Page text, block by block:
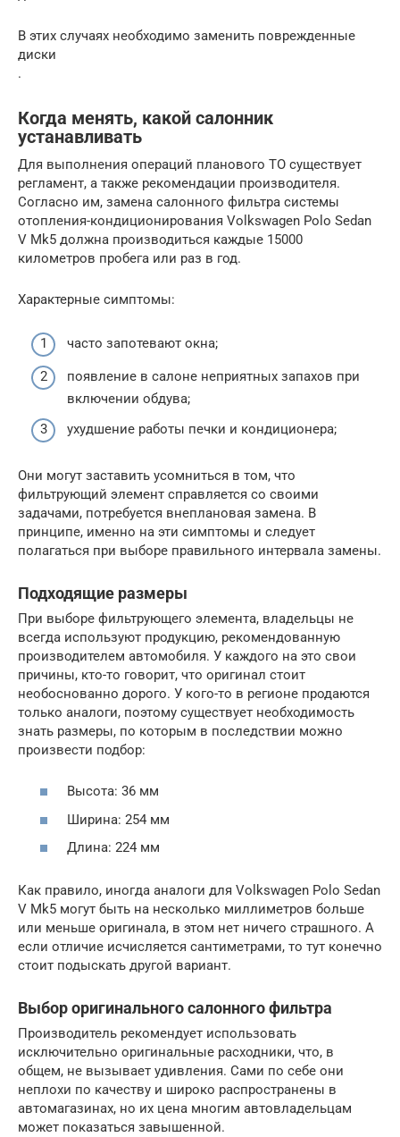
В этих случаях необходимо заменить поврежденные
диски
.
Когда менять, какой салонник
устанавливать
Для выполнения операций планового ТО существует
регламент, а также рекомендации производителя.
Согласно им, замена салонного фильтра системы
отопления-кондиционирования Volkswagen Polo Sedan
V Mk5 должна производиться каждые 15000
километров пробега или раз в год.
Характерные симптомы:
часто запотевают окна;
появление в салоне неприятных запахов при
включении обдува;
ухудшение работы печки и кондиционера;
Они могут заставить усомниться в том, что
фильтрующий элемент справляется со своими
задачами, потребуется внеплановая замена. В
принципе, именно на эти симптомы и следует
полагаться при выборе правильного интервала замены.
Подходящие размеры
При выборе фильтрующего элемента, владельцы не
всегда используют продукцию, рекомендованную
производителем автомобиля. У каждого на это свои
причины, кто-то говорит, что оригинал стоит
необоснованно дорого. У кого-то в регионе продаются
только аналоги, поэтому существует необходимость
знать размеры, по которым в последствии можно
произвести подбор:
Высота: 36 мм
Ширина: 254 мм
Длина: 224 мм
Как правило, иногда аналоги для Volkswagen Polo Sedan
V Mk5 могут быть на несколько миллиметров больше
или меньше оригинала, в этом нет ничего страшного. А
если отличие исчисляется сантиметрами, то тут конечно
стоит подыскать другой вариант.
Выбор оригинального салонного фильтра
Производитель рекомендует использовать
исключительно оригинальные расходники, что, в
общем, не вызывает удивления. Сами по себе они
неплохи по качеству и широко распространены в
автомагазинах, но их цена многим автовладельцам
может показаться завышенной.